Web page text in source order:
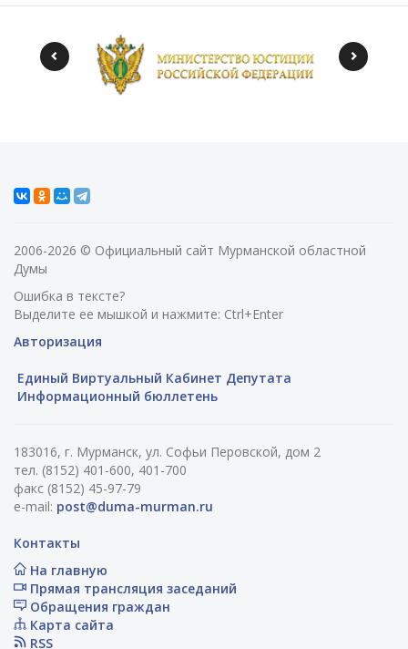
2006-2026 © Официальный сайт Мурманской областной
Думы
Ошибка в тексте?
Выделите ее мышкой и нажмите: Ctrl+Enter
Авторизация
Единый Виртуальный Кабинет Депутата
Информационный бюллетень
183016, г. Мурманск, ул. Софьи Перовской, дом 2
тел. (8152) 401-600, 401-700
факс (8152) 45-97-79
e-mail: post@duma-murman.ru
Контакты
На главную
Прямая трансляция заседаний
Обращения граждан
Карта сайта
RSS